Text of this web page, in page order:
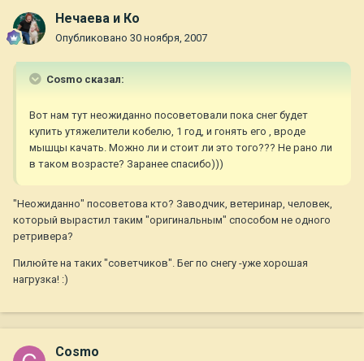
Нечаева и Ко
Опубликовано 30 ноября, 2007
Cosmo сказал:
Вот нам тут неожиданно посоветовали пока снег будет
купить утяжелители кобелю, 1 год, и гонять его , вроде
мышцы качать. Можно ли и стоит ли это того??? Не рано ли
в таком возрасте? Заранее спасибо)))
"Неожиданно" посоветова кто? Заводчик, ветеринар, человек,
который вырастил таким "оригинальным" способом не одного
ретривера?
Пилюйте на таких "советчиков". Бег по снегу -уже хорошая
нагрузка! :)
Cosmo